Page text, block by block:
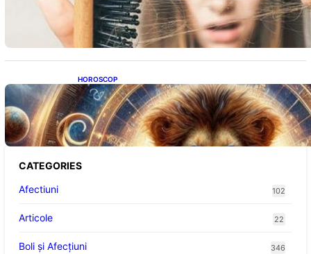
Impactul asupra sănătății tale
HOROSCOP
Portalul Leului 8/8: Oportunități de
Abundență pentru Cinci Zodii în 2026
CATEGORIES
Afectiuni
102
Articole 22
Boli și Afecțiuni 346